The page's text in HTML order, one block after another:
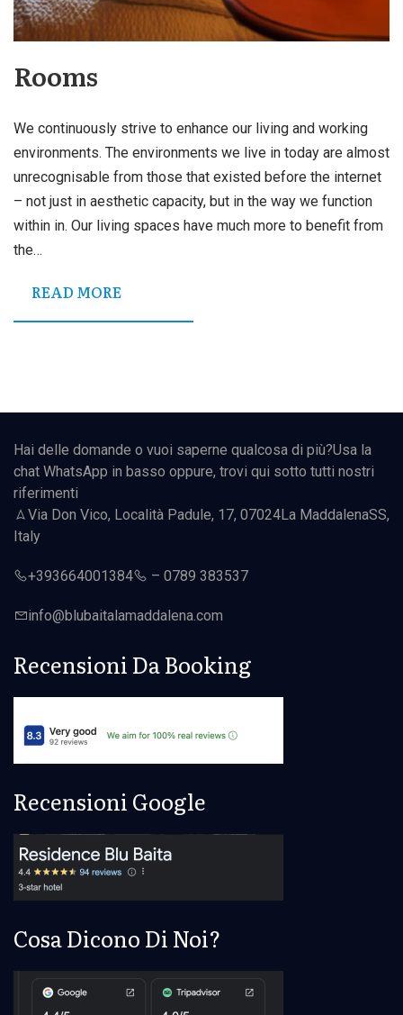
Rooms
We continuously strive to enhance our living and working
environments. The environments we live in today are almost
unrecognisable from those that existed before the internet
– not just in aesthetic capacity, but in the way we function
within in. Our living spaces have much more to benefit from
the…
READ MORE
Hai delle domande o vuoi saperne qualcosa di più?Usa la
chat WhatsApp in basso oppure, trovi qui sotto tutti nostri
riferimenti
Via Don Vico, Località Padule, 17, 07024La MaddalenaSS,
Italy
+393664001384 – 0789 383537
info@blubaita lamaddalena.com
Recensioni Da Booking
Recensioni Google
Cosa Dicono Di Noi?